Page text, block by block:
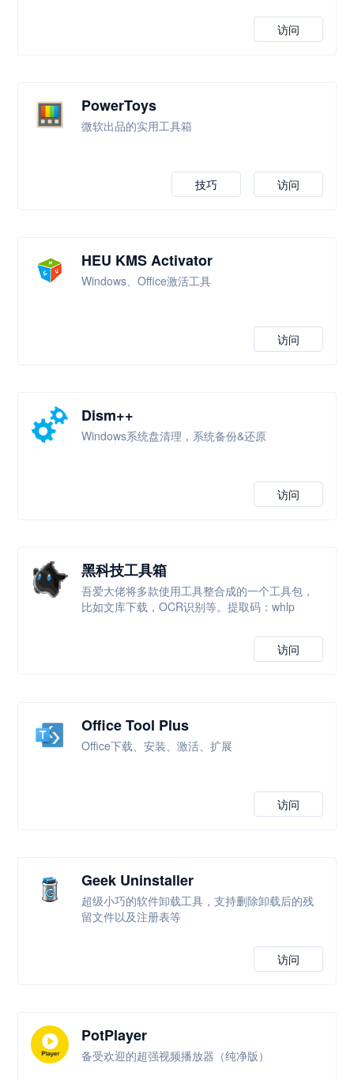
访问
PowerToys
微软出品的实用工具箱
访问
技巧
HEU KMS Activator
Windows、Office激活工具
访问
Dism++
Windows系统盘清理，系统备份&还原
访问
黑科技工具箱
吾爱大佬将多款使用工具整合成的一个工具包，
比如文库下载，OCR识别等。提取码：whlp
访问
Office Tool Plus
Office下载、安装、激活、扩展
访问
Geek Uninstaller
超级小巧的软件卸载工具，支持删除卸载后的残
留文件以及注册表等
访问
PotPlayer
备受欢迎的超强视频播放器（纯净版）